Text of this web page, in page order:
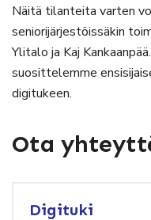
Näitä tilanteita varten
seniorijärjestöissäkin
Ylitalo ja Kaj
suosittelemme
digitukeen.
Ota
Digituki